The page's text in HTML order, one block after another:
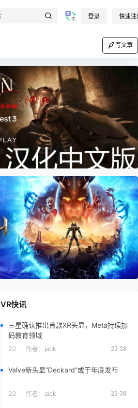
登录 快速注
写文章
VR快讯
三星确认推出首款XR头显，Meta持续加
码教育领域
20 作者： jack 23:38
Valve新头显“Deckard”或于年底发布
20 作者： jack 23:38